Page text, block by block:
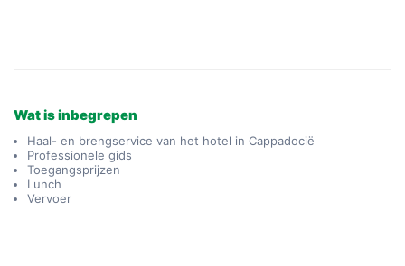
Wat is inbegrepen
Haal- en brengservice van het hotel in Cappadocië
Professionele gids
Toegangsprijzen
Lunch
Vervoer